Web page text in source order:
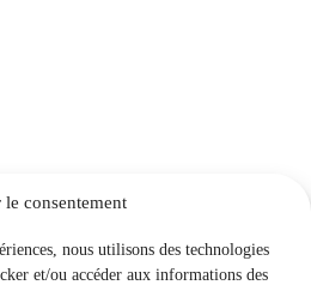
le consentement
nous utilisons des technologies
et/ou accéder aux informations des